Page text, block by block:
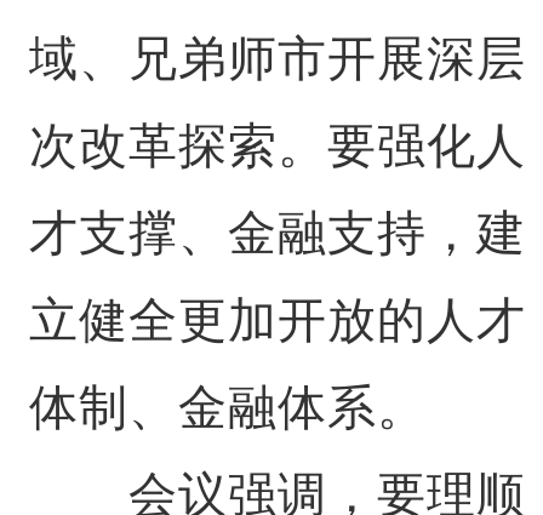
域、兄弟师市开展深层
次改革探索。要强化人
才支撑、金融支持，建
立健全更加开放的人才
体制、金融体系。
会议强调，要理顺